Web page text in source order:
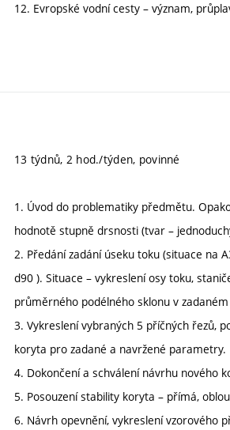
12. Evropské vodní cesty – význam,
13 týdnů, 2 hod./týden, povinné
1. Úvod do problematiky předmětu.
hodnotě stupně drsnosti (tvar –
2. Předání zadání úseku toku (situace na
d90 ). Situace – vykreslení osy toku,
průměrného podélného sklonu v
3. Vykreslení vybraných 5 příčných řezů,
koryta pro zadané a navržené parametry.
4. Dokončení a schválení návrhu nového
5. Posouzení stability koryta – přímá,
6. Návrh opevnění, vykreslení vzorového